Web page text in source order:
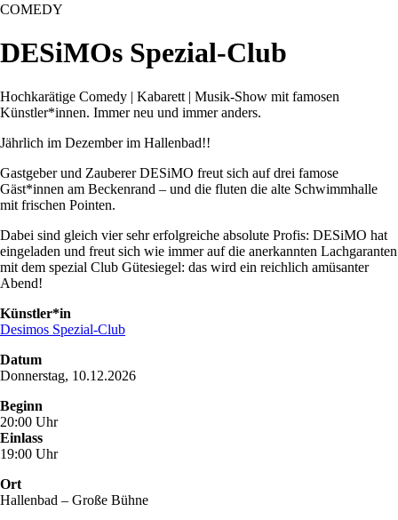
COMEDY
DESiMOs Spezial-Club
Hochkarätige Comedy | Kabarett | Musik-Show mit famosen
Künstler*innen. Immer neu und immer anders.
Jährlich im Dezember im Hallenbad!!
Gastgeber und Zauberer DESiMO freut sich auf drei famose
Gäst*innen am Beckenrand – und die fluten die alte Schwimmhalle
mit frischen Pointen.
Dabei sind gleich vier sehr erfolgreiche absolute Profis: DESiMO hat
eingeladen und freut sich wie immer auf die anerkannten Lachgaranten
mit dem spezial Club Gütesiegel: das wird ein reichlich amüsanter
Abend!
Künstler*in
Desimos Spezial-Club
Datum
Donnerstag, 10.12.2026
Beginn
20:00 Uhr
Einlass
19:00 Uhr
Ort
Hallenbad – Große Bühne